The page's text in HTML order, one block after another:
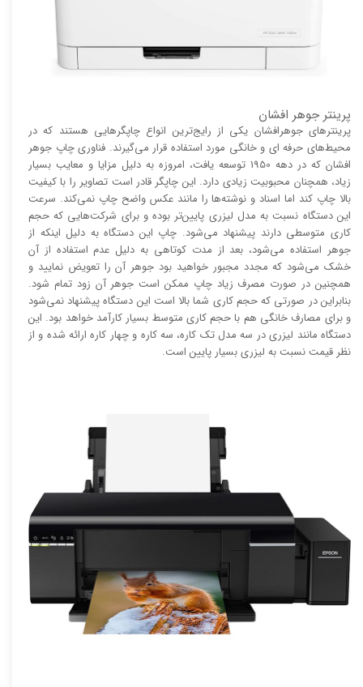
پرینتر جوهر افشان
پرینتر‌های جوهرافشان یکی از رایج‌ترین انواع چاپگر‌هایی هستند که در
محیط‌های حرفه ای و خانگی مورد استفاده قرار می‌گیرند. فناوری چاپ جوهر
افشان که در دهه 1950 توسعه یافت، امروزه به دلیل مزایا و معایب بسیار
زیاد، همچنان محبوبیت زیادی دارد. این چاپگر قادر است تصاویر را با کیفیت
بالا چاپ کند اما اسناد و نوشته‌ها را مانند عکس واضح چاپ نمی‌کند. سرعت
این دستگاه نسبت به مدل لیزری پایین‌تر بوده و برای شرکت‌هایی که حجم
کاری متوسطی دارند پیشنهاد می‌شود. چاپ این دستگاه به دلیل اینکه از
جوهر استفاده می‌شود، بعد از مدت کوتاهی به دلیل عدم استفاده از آن
خشک می‌شود که مجدد مجبور خواهید بود جوهر آن را تعویض نمایید و
همچنین در صورت مصرف زیاد چاپ ممکن است جوهر آن زود تمام شود.
بنابراین در صورتی که حجم کاری شما بالا است این دستگاه پیشنهاد نمی‌شود
و برای مصارف خانگی هم با حجم کاری متوسط بسیار کارآمد خواهد بود. این
دستگاه مانند لیزری در سه مدل تک کاره، سه کاره و چهار کاره ارائه شده و از
نظر قیمت نسبت به لیزری بسیار پایین است.